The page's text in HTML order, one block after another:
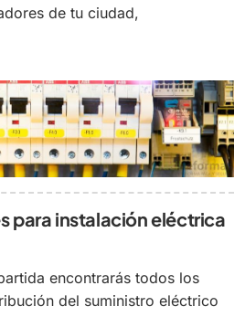
de tu ciudad,
para instalación eléctrica
encontrarás todos los
del suministro eléctrico